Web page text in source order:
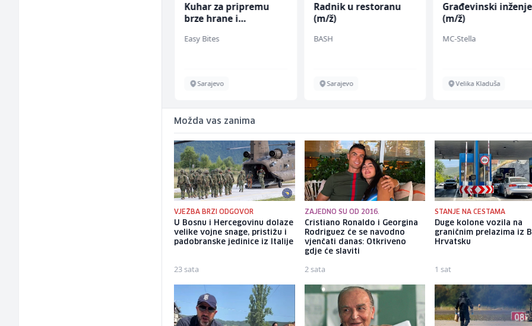
Kuhar za pripremu
brze hrane i
ž)
Easy Bites
Sarajevo
Radnik u restoranu
(m/ž)
BASH
Sarajevo
Građevinski
(m/ž)
MC-Stella
Velika Kladuša
Možda vas zanima
VJEŽBA BRZI ODGOVOR
U Bosnu i Hercegovinu dolaze
velike vojne snage, pristižu i
padobranske jedinice iz Italije
23 sata
ZAJEDNO SU OD 2016.
Cristiano Ronaldo i Georgina
Rodriguez će se navodno
vjenčati danas: Otkriveno
gdje će slaviti
2 sata
STANJE NA CESTAMA
Duge kolone vozila na
graničnim prelazima iz
Hrvatsku
1 sat